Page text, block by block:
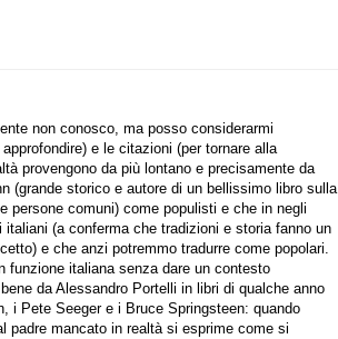
non conosco, ma posso considerarmi
e le citazioni (per tornare alla
provengono da più lontano e precisamente da
(grande storico e autore di un bellissimo libro sulla
persone comuni) come populisti e che in negli
(a conferma che tradizioni e storia fanno un
e che anzi potremmo tradurre come popolari.
funzione italiana senza dare un contesto
da Alessandro Portelli in libri di qualche anno
i Pete Seeger e i Bruce Springsteen: quando
padre mancato in realtà si esprime come si